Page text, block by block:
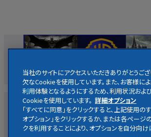
映画ホームエンターテイメント放送・
ハリー・ポッター公式サイト
当社のサイトにアクセスいただきありがとうご
欠なCookieを使用しています。また、お客様
利用体験となるようにするため、利用状況およ
Cookieを使用しています。 詳細オプション
「すべてに同意」をクリックすると、上記使用
オプション」をクリックするか、または各ペー
クを利用することにより、オプションを自分向